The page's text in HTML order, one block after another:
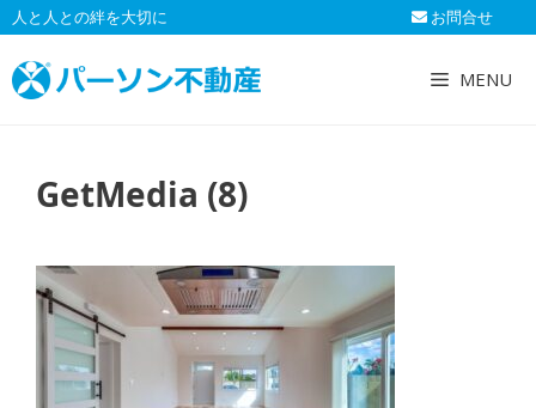
コ
ン
テ
ン
人と人との絆を大切に お問合せ
MENU
GetMedia (8)